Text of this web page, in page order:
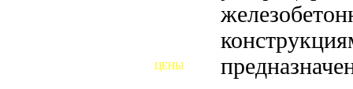
ЦЕНЫ